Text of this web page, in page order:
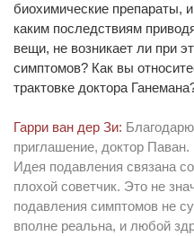
биохимические препараты,
каким последствиям
вещи, не возникает ли при
симптомов? Как вы
трактовке доктора
Гарри ван дер Зи:
приглашение, доктор Паван.
Идея подавления связана
плохой советчик. Это не
подавления симптомов не
вполне реальна, и любой